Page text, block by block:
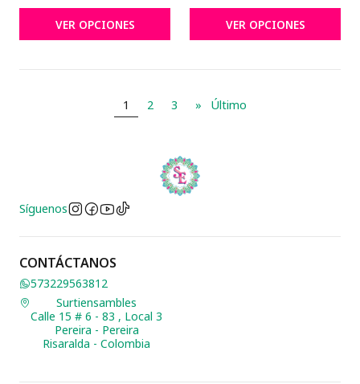
VER OPCIONES VER OPCIONES
1 2 3 » Último
Síguenos
CONTÁCTANOS
573229563812
Surtiensambles
Calle 15 # 6 - 83 , Local 3
Pereira - Pereira
Risaralda - Colombia